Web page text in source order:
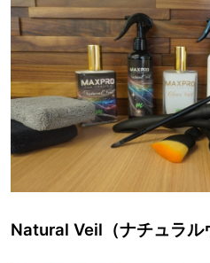
Natural Veil（ナチュラル